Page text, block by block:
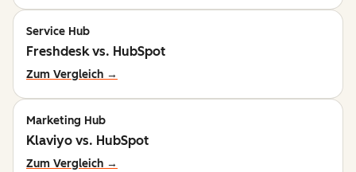
Service Hub
Freshdesk vs. HubSpot
Zum Vergleich →
Marketing Hub
Klaviyo vs. HubSpot
Zum Vergleich →